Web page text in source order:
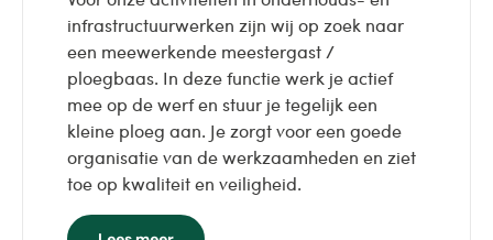
infrastructuurwerken zijn wij op zoek naar
een meewerkende meestergast /
ploegbaas. In deze functie werk je actief
mee op de werf en stuur je tegelijk een
kleine ploeg aan. Je zorgt voor een goede
organisatie van de werkzaamheden en ziet
toe op kwaliteit en veiligheid.